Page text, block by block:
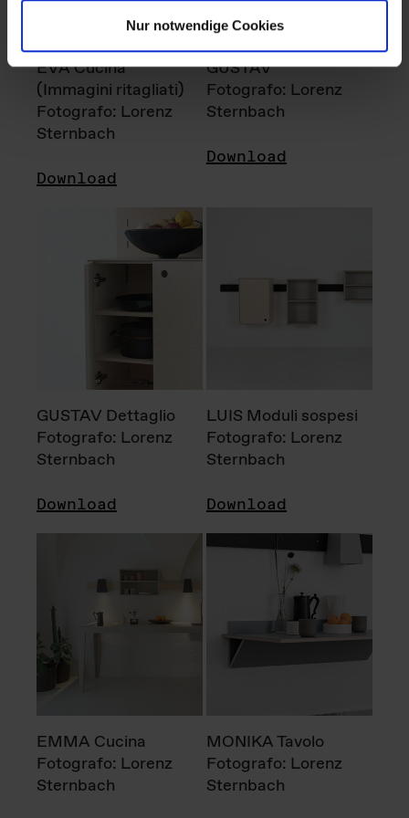
Nur notwendige Cookies
EVA Cucina
(Immagini ritagliati)
Fotografo: Lorenz
Sternbach
Download
GUSTAV
Fotografo: Lorenz
Sternbach
Download
GUSTAV Dettaglio
Fotografo: Lorenz
Sternbach
Download
LUIS Moduli sospesi
Fotografo: Lorenz
Sternbach
Download
EMMA Cucina
Fotografo: Lorenz
Sternbach
MONIKA Tavolo
Fotografo: Lorenz
Sternbach